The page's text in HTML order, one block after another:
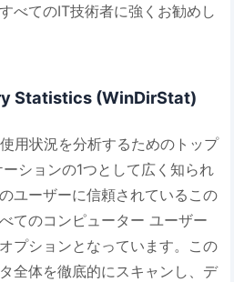
べてのIT技術者に強くお勧めし
Statistics (WinDirStat)
用状況を分析するためのトップ
ションの1つとして広く知られ
ユーザーに信頼されているこの
てのコンピューター ユーザー
プションとなっています。この
全体を徹底的にスキャンし、デ